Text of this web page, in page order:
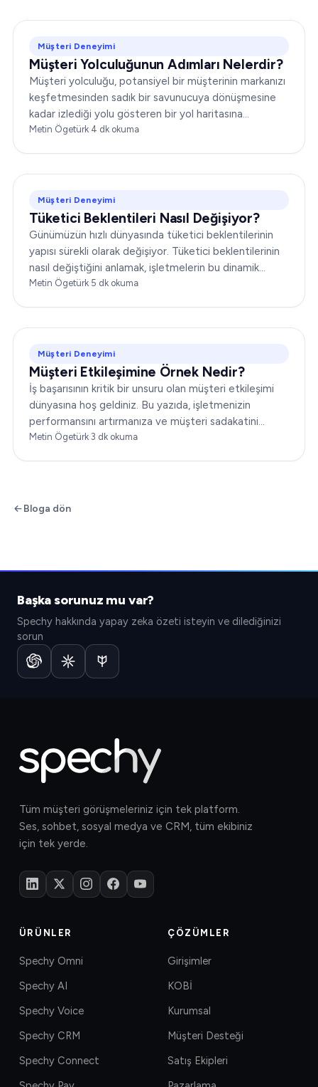
Müşteri Deneyimi
Müşteri Yolculuğunun Adımları Nelerdir?
Müşteri yolculuğu, potansiyel bir müşterinin markanızı
keşfetmesinden sadık bir savunucuya dönüşmesine
kadar izlediği yolu gösteren bir yol haritasına
benzetilebilir. Pazarlama ve müşteri hizmetleri
Metin Ögetürk·4 dk okuma
Müşteri Deneyimi
Tüketici Beklentileri Nasıl Değişiyor?
Günümüzün hızlı dünyasında tüketici beklentilerinin
yapısı sürekli olarak değişiyor. Tüketici beklentilerinin
nasıl değiştiğini anlamak, işletmelerin bu dinamik
ortamda başarılı olabilmesi için kritik öneme sahip...
Metin Ögetürk·5 dk okuma
Müşteri Deneyimi
Müşteri Etkileşimine Örnek Nedir?
İş başarısının kritik bir unsuru olan müşteri etkileşimi
dünyasına hoş geldiniz. Bu yazıda, işletmenizin
performansını artırmanıza ve müşteri sadakatini
güçlendirmenize yardımcı olacak çeşitli müşteri
Metin Ögetürk·3 dk okuma
Bloga dön
Başka sorunuz mu var?
Spechy hakkında yapay zeka özeti isteyin ve dilediğinizi
sorun
Tüm müşteri görüşmeleriniz için tek platform.
Ses, sohbet, sosyal medya ve CRM, tüm ekibiniz
için tek yerde.
ÜRÜNLER
Spechy Omni
Spechy AI
Spechy Voice
Spechy CRM
Spechy Connect
ÇÖZÜMLER
Girişimler
KOBİ
Kurumsal
Müşteri Desteği
Satış Ekipleri